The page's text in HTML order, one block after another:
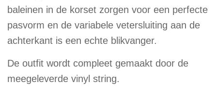
baleinen in de korset zorgen voor een perfecte
pasvorm en de variabele vetersluiting aan de
achterkant is een echte blikvanger.
De outfit wordt compleet gemaakt door de
meegeleverde vinyl string.